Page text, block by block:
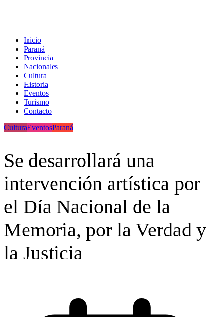
Inicio
Paraná
Provincia
Nacionales
Cultura
Historia
Eventos
Turismo
Contacto
CulturaEventosParaná
Se desarrollará una
intervención artística por
el Día Nacional de la
Memoria, por la Verdad y
la Justicia